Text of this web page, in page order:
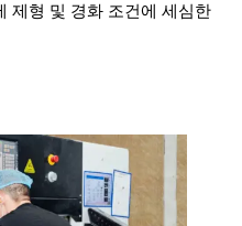
제형 및 경화 조건에 세심한